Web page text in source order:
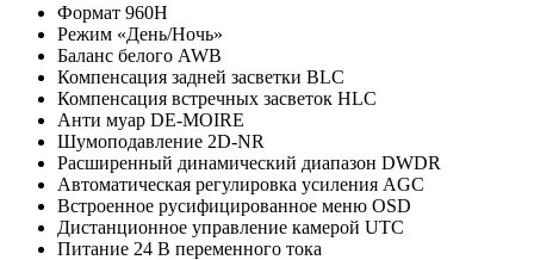
Формат 960Н
Режим «День/Ночь»
Баланс белого AWB
Компенсация задней засветки BLC
Компенсация встречных засветок HLC
Анти муар DE-MOIRE
Шумоподавление 2D-NR
Расширенный динамический диапазон DWDR
Автоматическая регулировка усиления AGC
Встроенное русифицированное меню OSD
Дистанционное управление камерой UTC
Питание 24 В переменного тока